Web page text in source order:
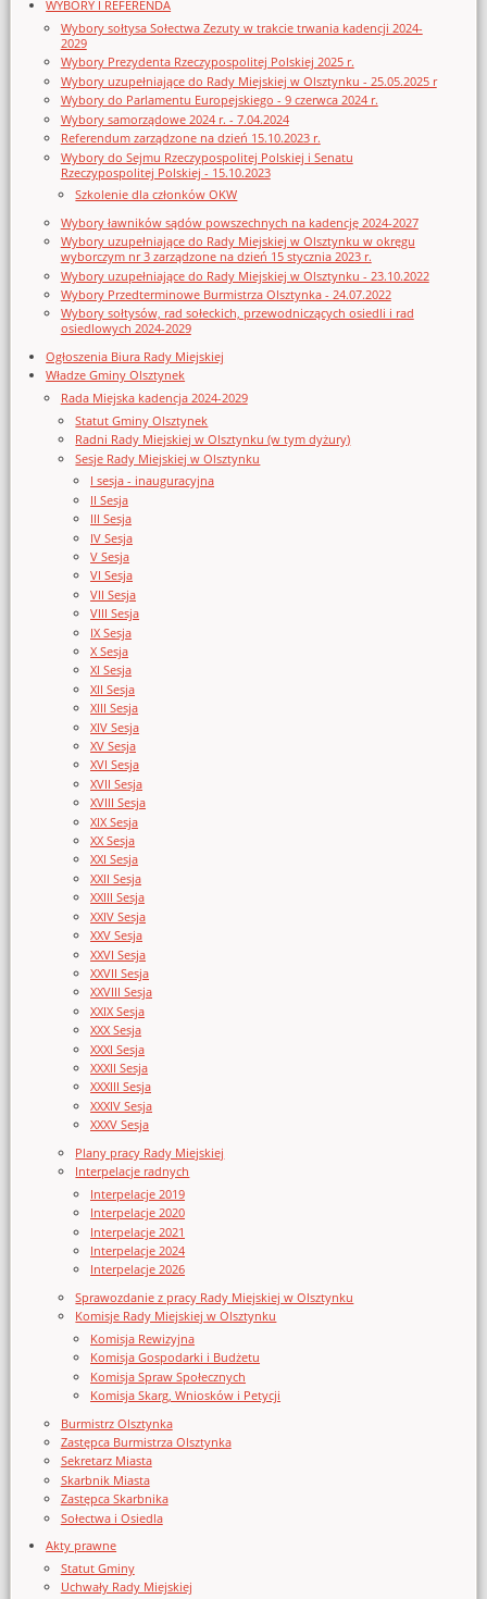
WYBORY I REFERENDA
Wybory sołtysa Sołectwa Zezuty w trakcie trwania kadencji 2024-
2029
Wybory Prezydenta Rzeczypospolitej Polskiej 2025 r.
Wybory uzupełniające do Rady Miejskiej w Olsztynku - 25.05.2025 r
Wybory do Parlamentu Europejskiego - 9 czerwca 2024 r.
Wybory samorządowe 2024 r. - 7.04.2024
Referendum zarządzone na dzień 15.10.2023 r.
Wybory do Sejmu Rzeczypospolitej Polskiej i Senatu
Rzeczypospolitej Polskiej - 15.10.2023
Szkolenie dla członków OKW
Wybory ławników sądów powszechnych na kadencję 2024-2027
Wybory uzupełniające do Rady Miejskiej w Olsztynku w okręgu
wyborczym nr 3 zarządzone na dzień 15 stycznia 2023 r.
Wybory uzupełniające do Rady Miejskiej w Olsztynku - 23.10.2022
Wybory Przedterminowe Burmistrza Olsztynka - 24.07.2022
Wybory sołtysów, rad sołeckich, przewodniczących osiedli i rad
osiedlowych 2024-2029
Ogłoszenia Biura Rady Miejskiej
Władze Gminy Olsztynek
Rada Miejska kadencja 2024-2029
Statut Gminy Olsztynek
Radni Rady Miejskiej w Olsztynku (w tym dyżury)
Sesje Rady Miejskiej w Olsztynku
I sesja - inauguracyjna
II Sesja
III Sesja
IV Sesja
V Sesja
VI Sesja
VII Sesja
VIII Sesja
IX Sesja
X Sesja
XI Sesja
XII Sesja
XIII Sesja
XIV Sesja
XV Sesja
XVI Sesja
XVII Sesja
XVIII Sesja
XIX Sesja
XX Sesja
XXI Sesja
XXII Sesja
XXIII Sesja
XXIV Sesja
XXV Sesja
XXVI Sesja
XXVII Sesja
XXVIII Sesja
XXIX Sesja
XXX Sesja
XXXI Sesja
XXXII Sesja
XXXIII Sesja
XXXIV Sesja
XXXV Sesja
Plany pracy Rady Miejskiej
Interpelacje radnych
Interpelacje 2019
Interpelacje 2020
Interpelacje 2021
Interpelacje 2024
Interpelacje 2026
Sprawozdanie z pracy Rady Miejskiej w Olsztynku
Komisje Rady Miejskiej w Olsztynku
Komisja Rewizyjna
Komisja Gospodarki i Budżetu
Komisja Spraw Społecznych
Komisja Skarg, Wniosków i Petycji
Burmistrz Olsztynka
Zastępca Burmistrza Olsztynka
Sekretarz Miasta
Skarbnik Miasta
Zastępca Skarbnika
Sołectwa i Osiedla
Akty prawne
Statut Gminy
Uchwały Rady Miejskiej